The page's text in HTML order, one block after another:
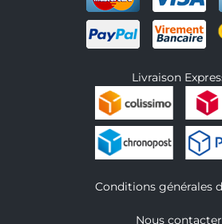
Livraison
Conditions générales
Nous contacter